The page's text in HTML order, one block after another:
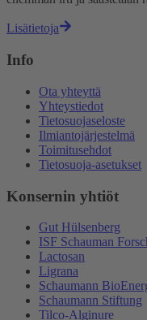
Lisätietoja
Info
Ota yhteyttä
Yhteystiedot
Tietosuojaseloste
Ilmiantojärjestelmä
Toimitusehdot
Tietosuoja-asetukset
Konsernin yhtiöt
Gut Hülsenberg
ISF Schauman
Lactosan
Ligrana
Schaumann
Schaumann Stiftung
Tilco-Alginure